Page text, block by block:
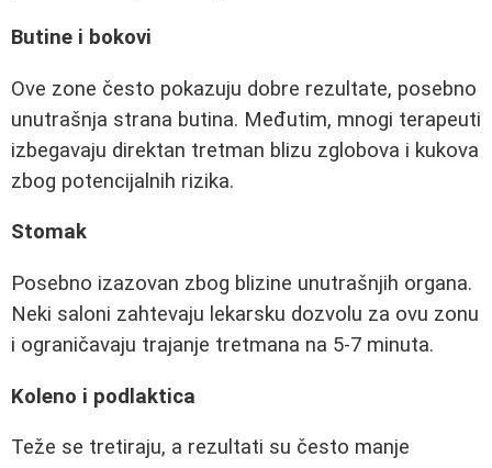
Butine i bokovi
Ove zone često pokazuju dobre rezultate, posebno
unutrašnja strana butina. Međutim, mnogi terapeuti
izbegavaju direktan tretman blizu zglobova i kukova
zbog potencijalnih rizika.
Stomak
Posebno izazovan zbog blizine unutrašnjih organa.
Neki saloni zahtevaju lekarsku dozvolu za ovu zonu
i ograničavaju trajanje tretmana na 5-7 minuta.
Koleno i podlaktica
Teže se tretiraju, a rezultati su često manje